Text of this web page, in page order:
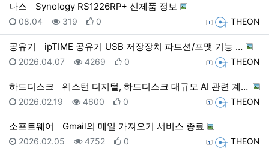
나스
Synology RS1226RP+ 신제품 정보
등록자 THEON
등록일
08.04 조회
319 추천
0
공유기 ipTIME 공유기 USB 저장장치 파트션/포맷 기능 …
등록자 THEON
등록일
2026.04.07 조회
4269 추천
0
하드디스크 웨스턴 디지털, 하드디스크 대규모 AI 관련 계약 발표…
등록자 THEON
등록일
2026.02.19 조회
4600 추천
0
소프트웨어 Gmail의 메일 가져오기 서비스 종료
등록자 THEON
등록일
2026.02.05 조회
4752 추천
0